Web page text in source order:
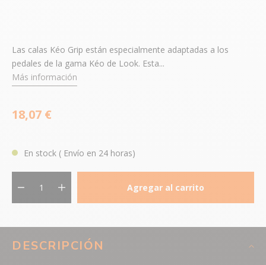
Las calas Kéo Grip están especialmente adaptadas a los
pedales de la gama Kéo de Look. Esta...
Más información
18,07 €
En stock ( Envío en 24 horas)
Agregar al carrito
DESCRIPCIÓN